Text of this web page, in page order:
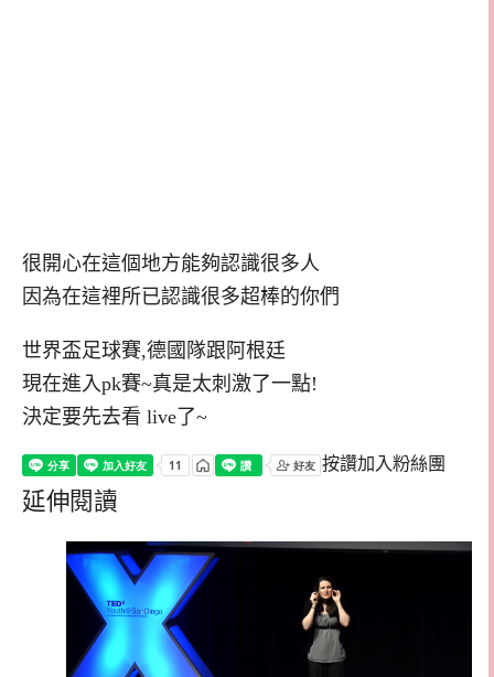
很開心在這個地方能夠認識很多人
因為在這裡所已認識很多超棒的你們
世界盃足球賽,德國隊跟阿根廷
現在進入pk賽~真是太刺激了一點!
決定要先去看 live了~
按讚加入粉絲團
延伸閱讀